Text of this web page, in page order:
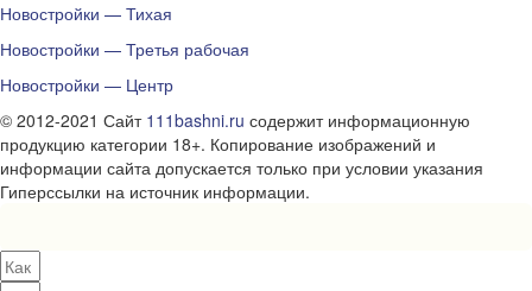
Новостройки — Тихая
Новостройки — Третья рабочая
Новостройки — Центр
© 2012-2021 Сайт 111bashni.ru содержит информационную
продукцию категории 18+. Копирование изображений и
информации сайта допускается только при условии указания
Гиперссылки на источник информации.